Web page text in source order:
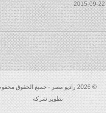
2015-09-
© 2026 راديو مصر - جميع الحقوق
تطوير شركة